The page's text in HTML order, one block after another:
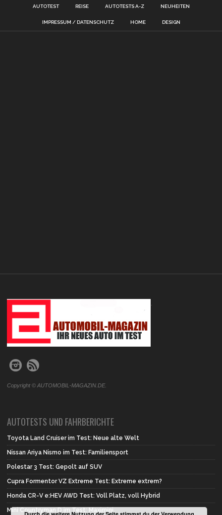
AUTOTEST REISE AUTOTESTS A-Z NEUHEITEN
IMPRESSUM / DATENSCHUTZ HOME DESIGN
Copyright © AUTOMOBIL-MAGAZIN.DE.
AUTOTESTS UND FAHRBERICHTE
Toyota Land Cruiser im Test: Neue alte Welt
Nissan Ariya Nismo im Test: Familiensport
Polestar 3 Test: Gepolt auf SUV
Cupra Formentor VZ Extreme Test: Extreme extrem?
Honda CR-V e:HEV AWD Test: Voll Platz, voll Hybrid
Mini Countryman D im Test: Maximini